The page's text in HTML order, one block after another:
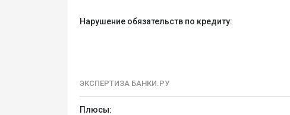
Нарушение обязательств по кредиту:
ЭКСПЕРТИЗА БАНКИ.РУ
Плюсы: